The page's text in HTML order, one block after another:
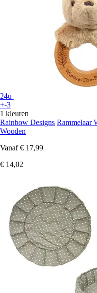
24u
+-3
1 kleuren
Rainbow Designs Rammelaar
Wooden
Vanaf € 17,99
€ 14,02